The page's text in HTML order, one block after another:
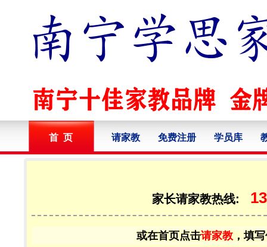
首 页 请家教 免费注册 学员库
家长请家教热线:
或在首页点击请家教 ，填